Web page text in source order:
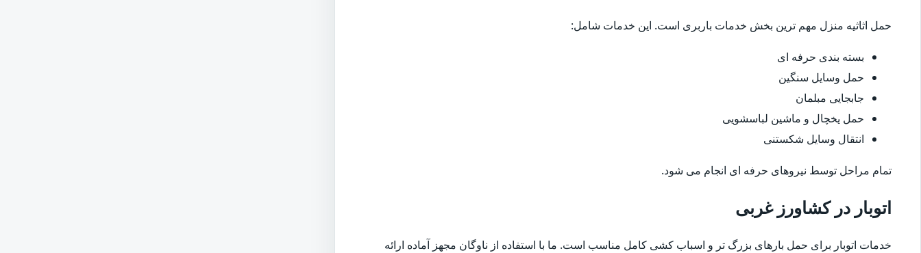
حمل اثاثیه منزل مهم ترین بخش خدمات باربری است. این خدمات شامل:
بسته بندی حرفه ای
حمل وسایل سنگین
جابجایی مبلمان
حمل یخچال و ماشین لباسشویی
انتقال وسایل شکستنی
تمام مراحل توسط نیروهای حرفه ای انجام می شود.
اتوبار در کشاورز غربی
خدمات اتوبار برای حمل بارهای بزرگ تر و اسباب کشی کامل مناسب است. ما با استفاده از ناوگان مجهز آماده ارائه